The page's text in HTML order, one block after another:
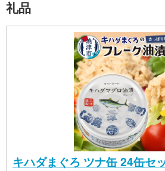
礼品
キハダまぐろ ツナ缶 24缶セ